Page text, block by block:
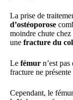
La prise de
d’ostéoporose
moindre chute chez
une fracture du
Le fémur n’est
fracture ne
Cependant, le